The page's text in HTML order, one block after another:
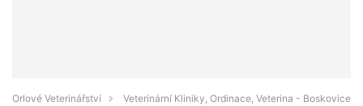
Orlové Veterinářství
Veterinární Kliniky, Ordinace, Veterina - Boskovice